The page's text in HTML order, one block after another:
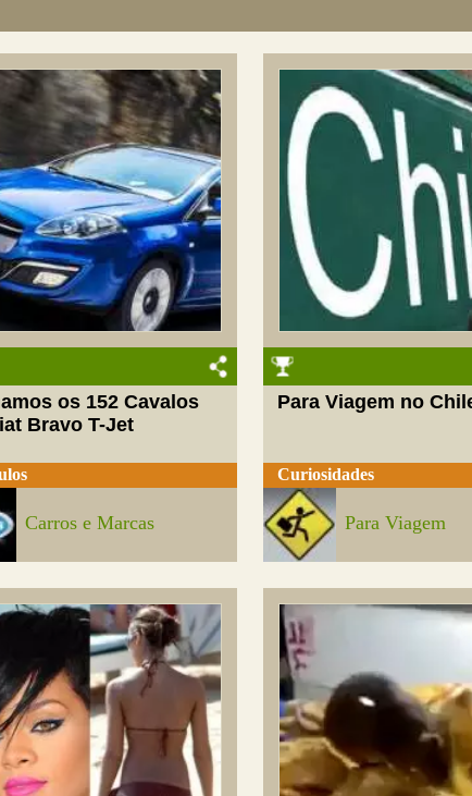
os 152 Cavalos
Bravo T-Jet
Carros e Marcas
Para Viagem no
Curiosidades
Para Viagem